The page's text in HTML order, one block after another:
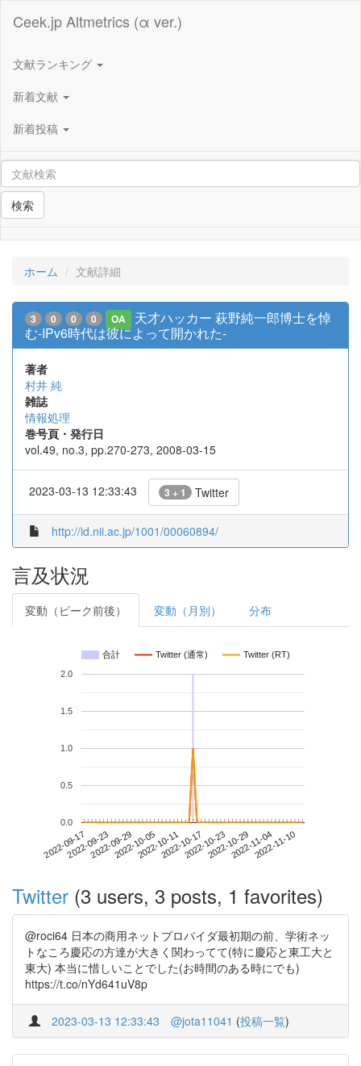
Ceek.jp Altmetrics (α ver.)
文献ランキング
新着文献
新着投稿
検索
ホーム 文献詳細
3 0 0 0 OA
天才ハッカー 萩野純一郎博士を悼
む-IPv6時代は彼によって開かれた-
著者
村井 純
雑誌
情報処理
巻号頁・発行日
vol.49, no.3, pp.270-273, 2008-03-15
2023-03-13 12:33:43 3 + 1 Twitter
http://id.nii.ac.jp/1001/00060894/
言及状況
変動（ピーク前後） 変動（月別） 分布
合計 Twitter (通常) Twitter (RT)
2022-09-172022-09-232022-09-292022-10-052022-10-112022-10-172022-10-232022-10-292022-11-042022-11-10
0.0
0.5
1.0
1.5
2.0
Twitter (3 users, 3 posts, 1 favorites)
@roci64 日本の商用ネットプロバイダ最初期の前、学術ネッ
トなころ慶応の方達が大きく関わってて(特に慶応と東工大と
東大) 本当に惜しいことでした(お時間のある時にでも)
https://t.co/nYd641uV8p
2023-03-13 12:33:43 @jota11041 (投稿一覧)